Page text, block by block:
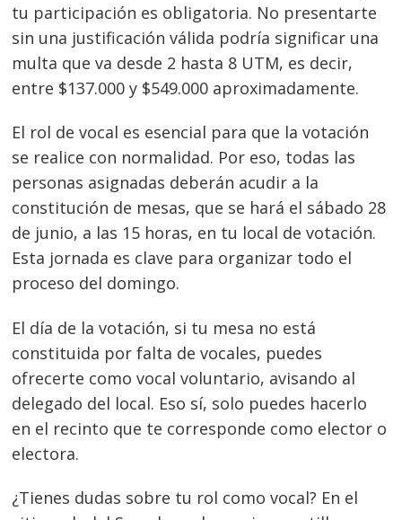
tu participación es obligatoria. No presentarte
sin una justificación válida podría significar una
multa que va desde 2 hasta 8 UTM, es decir,
entre $137.000 y $549.000 aproximadamente.
El rol de vocal es esencial para que la votación
se realice con normalidad. Por eso, todas las
personas asignadas deberán acudir a la
constitución de mesas, que se hará el sábado 28
de junio, a las 15 horas, en tu local de votación.
Esta jornada es clave para organizar todo el
proceso del domingo.
El día de la votación, si tu mesa no está
constituida por falta de vocales, puedes
ofrecerte como vocal voluntario, avisando al
delegado del local. Eso sí, solo puedes hacerlo
en el recinto que te corresponde como elector o
electora.
¿Tienes dudas sobre tu rol como vocal? En el